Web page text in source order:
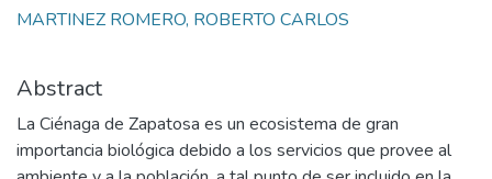
MARTINEZ ROMERO, ROBERTO CARLOS
Abstract
La Ciénaga de Zapatosa es un ecosistema de gran
importancia biológica debido a los servicios que provee al